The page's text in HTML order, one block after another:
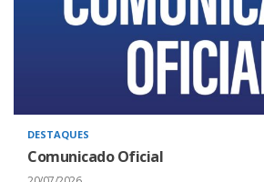
DESTAQUES
Comunicado Oficial